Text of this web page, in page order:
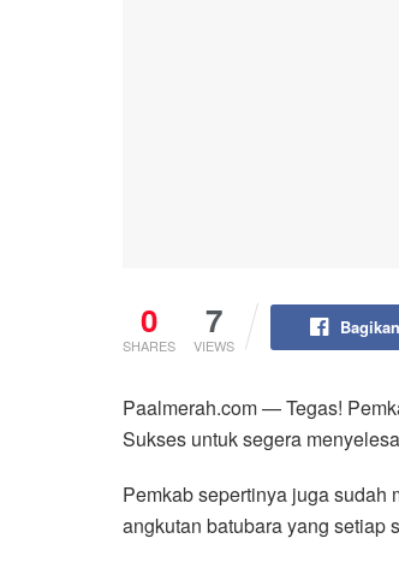
0
SHARES
7
VIEWS
Bagikan
Paalmerah.com — Tegas!
Sukses untuk segera
Pemkab sepertinya juga sudah
angkutan batubara yang setiap